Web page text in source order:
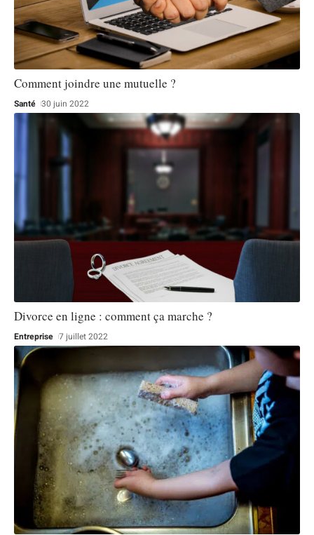
Comment joindre une mutuelle ?
Santé 30 juin 2022
Divorce en ligne : comment ça marche ?
Entreprise 7 juillet 2022